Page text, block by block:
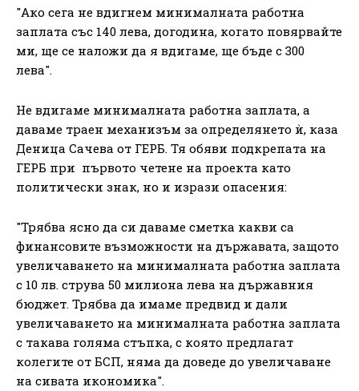
"Ако сега не вдигнем минималната работна
заплата със 140 лева, догодина, когато повярвайте
ми, ще се наложи да я вдигаме, ще бъде с 300
лева".
Не вдигаме минималната работна заплата, а
даваме траен механизъм за определянето ѝ, каза
Деница Сачева от ГЕРБ. Тя обяви подкрепата на
ГЕРБ при първото четене на проекта като
политически знак, но и изрази опасения:
"Трябва ясно да си даваме сметка какви са
финансовите възможности на държавата, защото
увеличаването на минималната работна заплата
с 10 лв. струва 50 милиона лева на държавния
бюджет. Трябва да имаме предвид и дали
увеличаването на минималната работна заплата
с такава голяма стъпка, с която предлагат
колегите от БСП, няма да доведе до увеличаване
на сивата икономика".